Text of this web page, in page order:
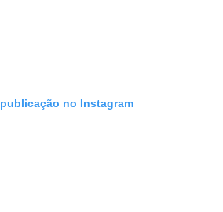
no Instagram